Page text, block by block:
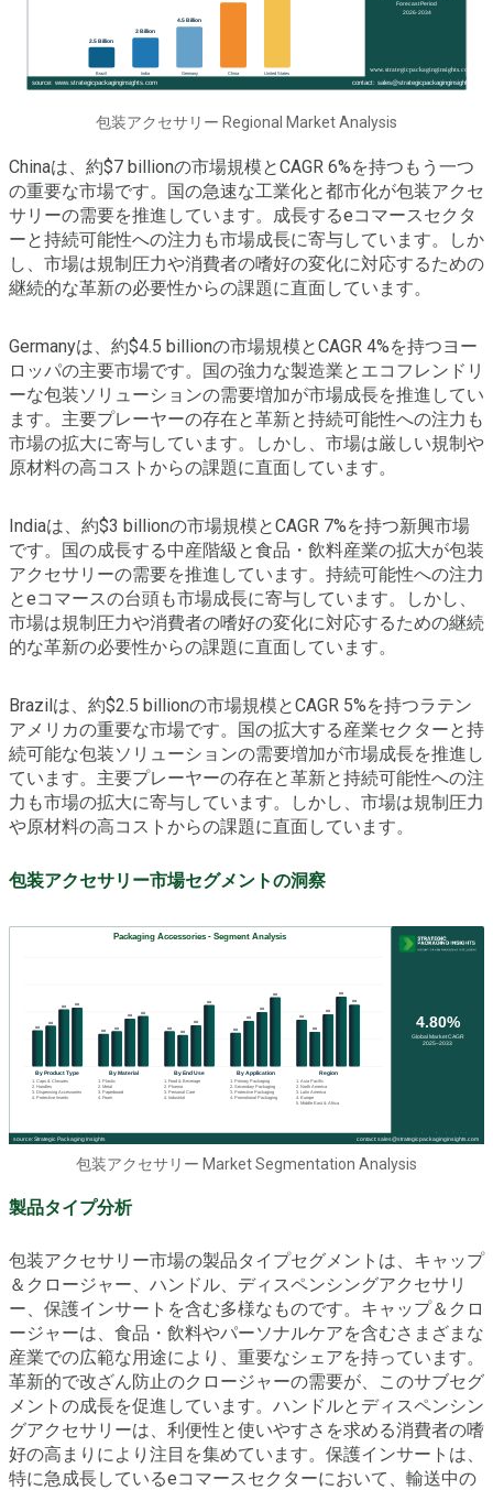
包装アクセサリー Regional Market Analysis
Chinaは、約$7 billionの市場規模とCAGR 6%を持つもう一つ
の重要な市場です。国の急速な工業化と都市化が包装アクセ
サリーの需要を推進しています。成長するeコマースセクタ
ーと持続可能性への注力も市場成長に寄与しています。しか
し、市場は規制圧力や消費者の嗜好の変化に対応するための
継続的な革新の必要性からの課題に直面しています。
Germanyは、約$4.5 billionの市場規模とCAGR 4%を持つヨー
ロッパの主要市場です。国の強力な製造業とエコフレンドリ
ーな包装ソリューションの需要増加が市場成長を推進してい
ます。主要プレーヤーの存在と革新と持続可能性への注力も
市場の拡大に寄与しています。しかし、市場は厳しい規制や
原材料の高コストからの課題に直面しています。
Indiaは、約$3 billionの市場規模とCAGR 7%を持つ新興市場
です。国の成長する中産階級と食品・飲料産業の拡大が包装
アクセサリーの需要を推進しています。持続可能性への注力
とeコマースの台頭も市場成長に寄与しています。しかし、
市場は規制圧力や消費者の嗜好の変化に対応するための継続
的な革新の必要性からの課題に直面しています。
Brazilは、約$2.5 billionの市場規模とCAGR 5%を持つラテン
アメリカの重要な市場です。国の拡大する産業セクターと持
続可能な包装ソリューションの需要増加が市場成長を推進し
ています。主要プレーヤーの存在と革新と持続可能性への注
力も市場の拡大に寄与しています。しかし、市場は規制圧力
や原材料の高コストからの課題に直面しています。
包装アクセサリー市場セグメントの洞察
包装アクセサリー Market Segmentation Analysis
製品タイプ分析
包装アクセサリー市場の製品タイプセグメントは、キャップ
＆クロージャー、ハンドル、ディスペンシングアクセサリ
ー、保護インサートを含む多様なものです。キャップ＆クロ
ージャーは、食品・飲料やパーソナルケアを含むさまざまな
産業での広範な用途により、重要なシェアを持っています。
革新的で改ざん防止のクロージャーの需要が、このサブセグ
メントの成長を促進しています。ハンドルとディスペンシン
グアクセサリーは、利便性と使いやすさを求める消費者の嗜
好の高まりにより注目を集めています。保護インサートは、
特に急成長しているeコマースセクターにおいて、輸送中の